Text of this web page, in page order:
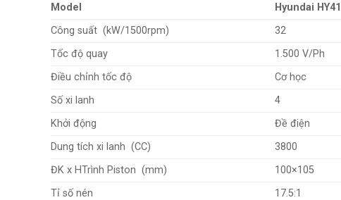
Model
Hyundai
Công suất (kW/1500rpm)
32
Tốc độ quay
1.500 V/Ph
Điều chỉnh tốc độ
Cơ học
Số xi lanh
4
Khởi động
Đề điện
Dung tích xi lanh (CC)
3800
ĐK x HTrình Piston (mm)
100×105
Tỉ số nén
17.5:1